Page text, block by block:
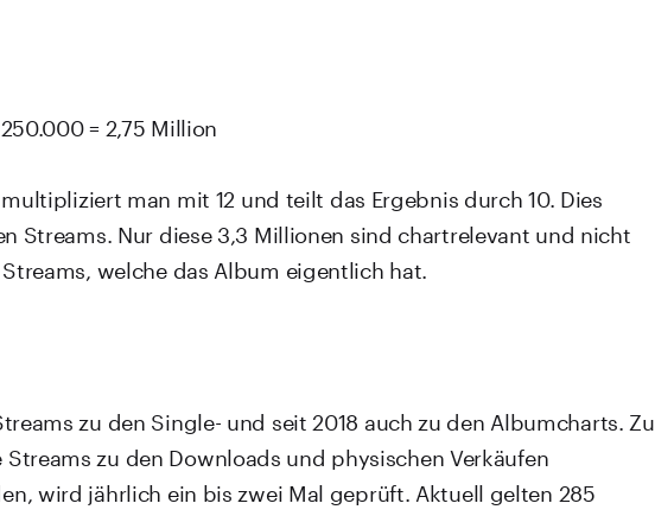
= 2,75 Million
man mit 12 und teilt das Ergebnis durch 10. Dies
Streams. Nur diese 3,3 Millionen sind chartrelevant und nicht
welche das Album eigentlich hat.
zu den Single- und seit 2018 auch zu den Albumcharts. Zu
zu den Downloads und physischen Verkäufen
wird jährlich ein bis zwei Mal geprüft. Aktuell gelten 285